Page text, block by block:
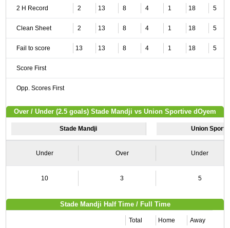
2 H Record 2 13 8 4 1 18 5
Clean Sheet 2 13 8 4 1 18 5
Fail to score 13 13 8 4 1 18 5
Score First
Opp. Scores First
Over / Under (2.5 goals) Stade Mandji vs Union Sportive dOyem
Stade Mandji Union
Under Over Under
10 3 5
Stade Mandji Half Time / Full Time
Total Home Away